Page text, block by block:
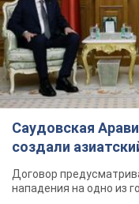
Саудовская
создали
Договор
нападения на одно из